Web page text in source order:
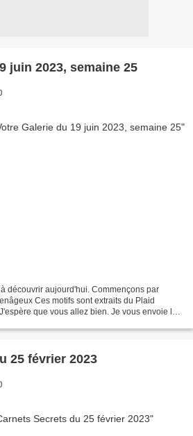
juin 2023, semaine 25
découvrir aujourd'hui. Commençons par
Ces motifs sont extraits du Plaid
que vous allez bien. Je vous envoie la
25 février 2023